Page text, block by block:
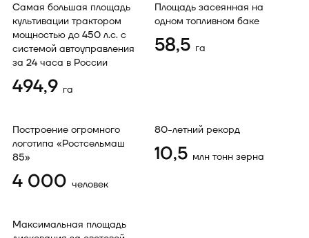
Самая большая площадь
культивации трактором
мощностью до 450 л.с. с
системой автоуправления
за 24 часа в России
494,9 га
Площадь засеянная на
одном топливном баке
58,5 га
Построение огромного
логотипа «Ростсельмаш
85»
4 000 человек
80-летний рекорд
10,5 млн тонн зерна
Максимальная площадь